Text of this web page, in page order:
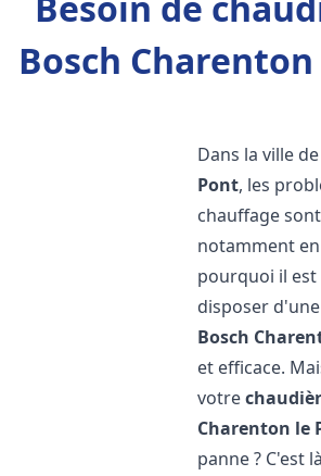
Bosch
Dans la ville de
Pont, les
chauffage
notamment en
pourquoi il est
disposer
Bosch
et efficace.
votre
Charenton le
panne ? C'est